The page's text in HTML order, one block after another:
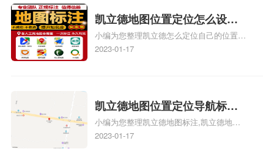
门指路人地图标注服务中心地址标注上地图
怎么弄相关地图标注知识，详情可查看下方
正文！
凯立德地图位置定位怎么设置
自己的指路人地图标注服务中
心名？凯立德地图位置定位怎
小编为您整理凯立德怎么定位自己的位置
啊、手机凯立德地图定位怎么设置往上走、
地图标注服务中心铺招牌相关地图标注知
识，详情可查看下方正文！
2023-01-17
凯立德地图位置定位导航标
注？凯立德地图位置定位,导航,
标注？
小编为您整理凯立德地图标注,凯立德地图
标注怎么做啊、凯立德地图标注,凯立德地
2023-01-17